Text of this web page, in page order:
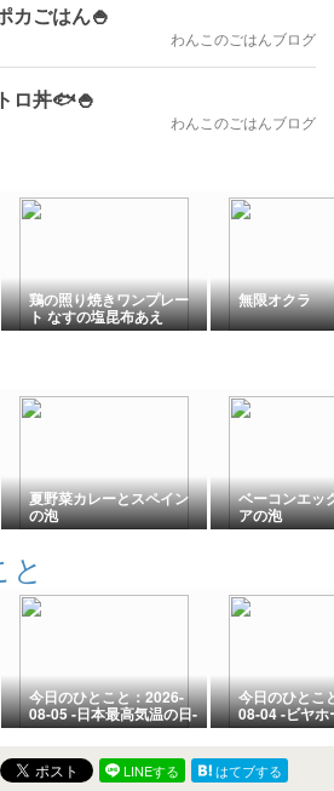
カごはん🍚
わんこのごはんブログ
ロ丼🐟🍚
わんこのごはんブログ
鶏の照り焼きワンプレー
ト なすの塩昆布あえ
無限オクラ
夏野菜カレーとスペイン
の泡
ベーコンエッ
アの泡
今日のひとこと：2026-
08-05 -日本最高気温の日-
今日のひとこ
08-04 -ビヤホ
LINEする
はてブする